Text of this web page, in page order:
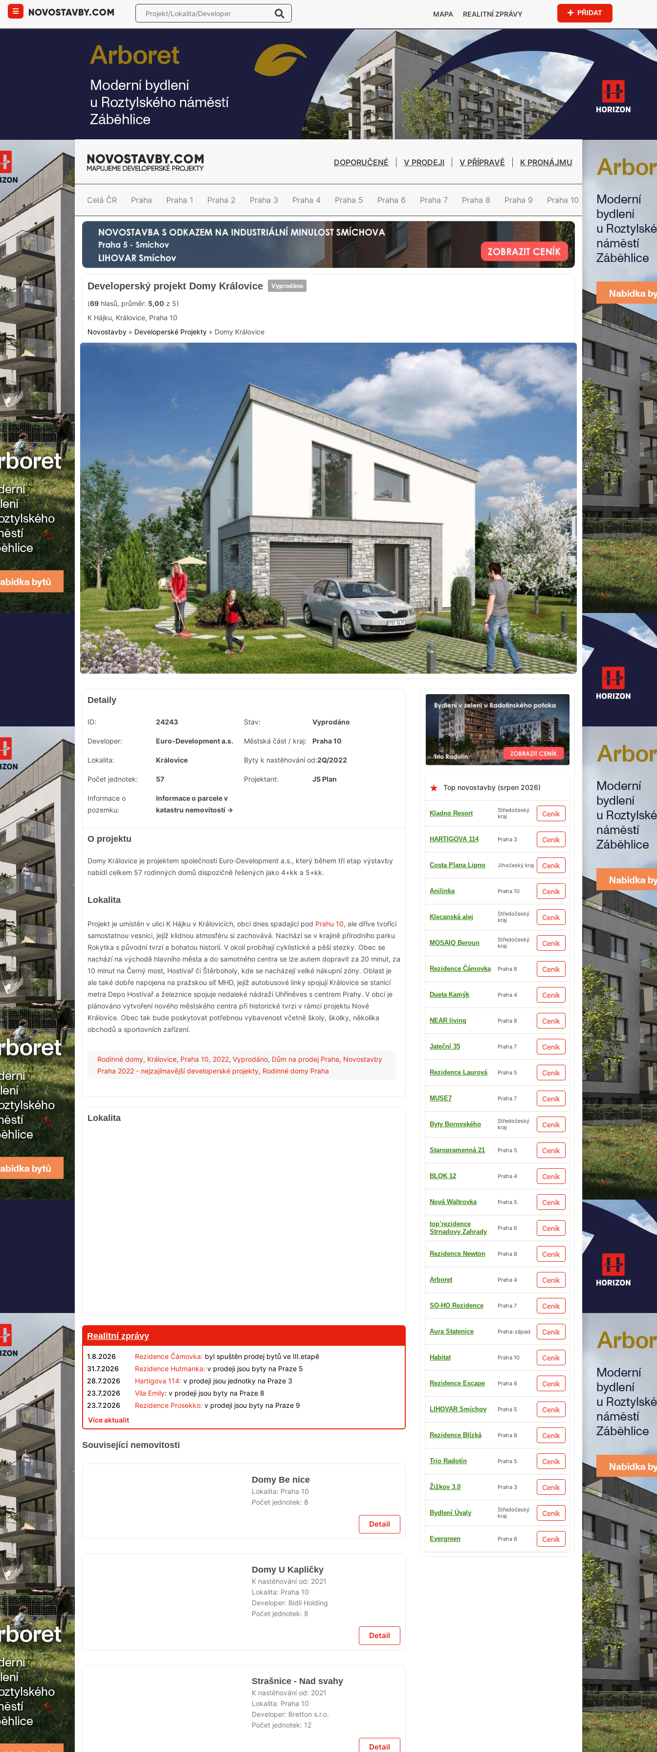
MAPA REALITNÍ ZPRÁVY PŘIDAT
DOPORUČENÉ V PRODEJI V PŘÍPRAVĚ K PRONÁJMU
Celá ČR Praha Praha 1 Praha 2 Praha 3 Praha 4 Praha 5 Praha 6 Praha 7 Praha 8 Praha 9 Praha 10
Developerský projekt Domy Královice Vyprodáno
(69 hlasů, průměr: 5,00 z 5)
K Hájku, Královice, Praha 10
Novostavby » Developerské Projekty » Domy Královice
Top novostavby (srpen 2026)
Kladno Resort
Středočeský
kraj
Ceník
HARTIGOVA 114 Praha 3 Ceník
Costa Plana Lipno Jihočeský kraj Ceník
Anilinka Praha 10 Ceník
Klecanská alej
Středočeský
kraj
Ceník
MOSAIQ Beroun
Středočeský
kraj
Ceník
Rezidence Čámovka Praha 8 Ceník
Dueta Kamýk Praha 4 Ceník
NEAR living Praha 8 Ceník
Jateční 35 Praha 7 Ceník
Rezidence Laurová Praha 5 Ceník
MUSE7 Praha 7 Ceník
Byty Borovského
Středočeský
kraj
Ceník
Staropramenná 21 Praha 5 Ceník
BLOK 12 Praha 4 Ceník
Nová Waltrovka Praha 5 Ceník
top’rezidence
Strnadovy Zahrady
Praha 6 Ceník
Rezidence Newton Praha 8 Ceník
Arboret Praha 4 Ceník
SO-HO Rezidence Praha 7 Ceník
Aura Statenice Praha-západ Ceník
Habitat Praha 10 Ceník
Rezidence Escape Praha 6 Ceník
LIHOVAR Smíchov Praha 5 Ceník
Rezidence Blízká Praha 8 Ceník
Trio Radotín Praha 5 Ceník
Žižkov 3.0 Praha 3 Ceník
Bydlení Úvaly
Středočeský
kraj
Ceník
Evergreen Praha 8 Ceník
Detaily
ID: 24243 Stav: Vyprodáno
Developer: Euro-Development a.s. Městská část / kraj: Praha 10
Lokalita: Královice Byty k nastěhování od:2Q/2022
Počet jednotek: 57 Projektant: JS Plan
Informace o
pozemku:
Informace o parcele v
katastru nemovitostí →
O projektu
Domy Královice je projektem společnosti Euro-Development a.s., který během tří etap výstavby
nabídl celkem 57 rodinných domů dispozičně řešených jako 4+kk a 5+kk.
Lokalita
Projekt je umístěn v ulici K Hájku v Královicích, obci dnes spadající pod Prahu 10, ale dříve tvořící
samostatnou vesnici, jejíž klidnou atmosféru si zachovává. Nachází se v krajině přírodního parku
Rokytka s původní tvrzí a bohatou historií. V okolí probíhají cyklistické a pěší stezky. Obec se
nachází na východě hlavního města a do samotného centra se lze autem dopravit za 20 minut, za
10 minut na Černý most, Hostivař či Štěrboholy, kde se nacházejí velké nákupní zóny. Oblast je
ale také dobře napojena na pražskou síť MHD, jejíž autobusové linky spojují Královice se stanicí
metra Depo Hostivař a železnice spojuje nedaleké nádraží Uhříněves s centrem Prahy. V obci je
plánováno vytvoření nového městského centra při historické tvrzi v rámci projektu Nové
Královice. Obec tak bude poskytovat potřebnou vybavenost včetně školy, školky, několika
obchodů a sportovních zařízení.
Rodinné domy, Královice, Praha 10, 2022, Vyprodáno, Dům na prodej Praha, Novostavby
Praha 2022 - nejzajímavější developerské projekty, Rodinné domy Praha
Lokalita
Realitní zprávy
1.8.2026 Rezidence Čámovka: byl spuštěn prodej bytů ve III.etapě
31.7.2026
Rezidence Hutmanka: v prodeji jsou byty na Praze 5
28.7.2026
Hartigova 114: v prodeji jsou jednotky na Praze 3
23.7.2026
Vila Emily: v prodeji jsou byty na Praze 8
23.7.2026
Rezidence Prosekko: v prodeji jsou byty na Praze 9
Více aktualit
Související nemovitosti
Domy Be nice
Lokalita: Praha 10
Počet jednotek: 8
Detail
Domy U Kapličky
K nastěhování od: 2021
Lokalita: Praha 10
Developer: Bidli Holding
Počet jednotek: 8
Detail
Strašnice - Nad svahy
K nastěhování od: 2021
Lokalita: Praha 10
Developer: Bretton s.r.o.
Počet jednotek: 12
Detail